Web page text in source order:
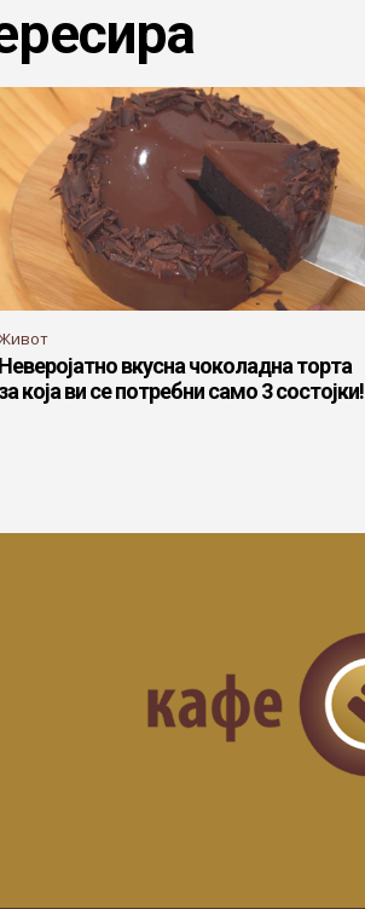
Неверојатно вкусна чоколадна торта
за која ви се потребни само 3 состојки!